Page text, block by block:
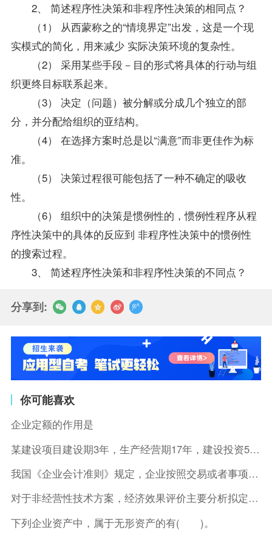
2、 简述程序性决策和非程序性决策的相同点？
（1） 从西蒙称之的“情境界定”出发，这是一个现
实模式的简化，用来减少 实际决策环境的复杂性。
（2） 采用某些手段－目的形式将具体的行动与组
织更终目标联系起来。
（3） 决定（问题）被分解或分成几个独立的部
分，并分配给组织的亚结构。
（4） 在选择方案时总是以“满意”而非更佳作为标
准。
（5） 决策过程很可能包括了一种不确定的吸收
性。
（6） 组织中的决策是惯例性的，惯例性程序从程
序性决策中的具体的反应到 非程序性决策中的惯例性
的搜索过程。
3、 简述程序性决策和非程序性决策的不同点？
分享到:
你可能喜欢
企业定额的作用是
某建设项目建设期3年，生产经营期17年，建设投资5500万元
我国《企业会计准则》规定，企业按照交易或者事项的经济特征确定
对于非经营性技术方案，经济效果评价主要分析拟定方案的( )。
下列企业资产中，属于无形资产的有( )。